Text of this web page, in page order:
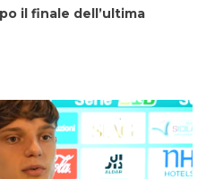
il finale dell’ultima